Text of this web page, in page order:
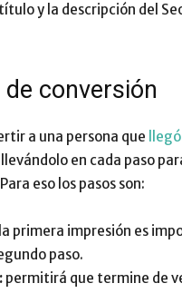
y la descripción del
conversión
a una persona que
en cada paso
eso los pasos son:
la primera impresión es
paso.
permitirá que termine de